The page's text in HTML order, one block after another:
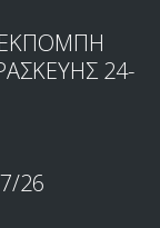
24-
26